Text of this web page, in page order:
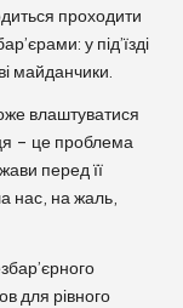
проходити
у під’їзді
майданчики.
влаштуватися
– це проблема
перед її
нас, на жаль,
для рівного